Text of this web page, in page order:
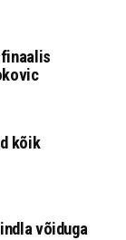
kõik
võiduga